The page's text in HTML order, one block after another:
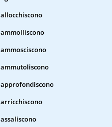
allocchiscono
ammolliscono
ammosciscono
ammutoliscono
approfondiscono
arricchiscono
assaliscono